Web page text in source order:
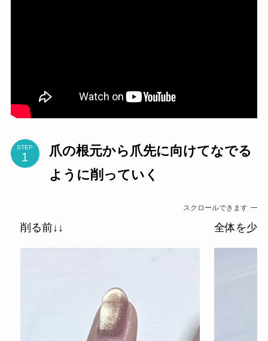
STEP
爪の根元から爪先に向けてなでる
ように削っていく
スクロールできます
削る前↓↓ 全体を少